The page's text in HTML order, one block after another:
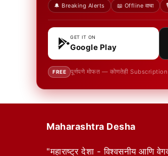
🔔 Breaking Alerts 📖 Offline वाचा
GET IT ON
Google Play
FREE पूर्णपणे मोफत — कोणतेही Subscription
Maharashtra Desha
"महाराष्ट्र देशा - विश्वसनीय आणि